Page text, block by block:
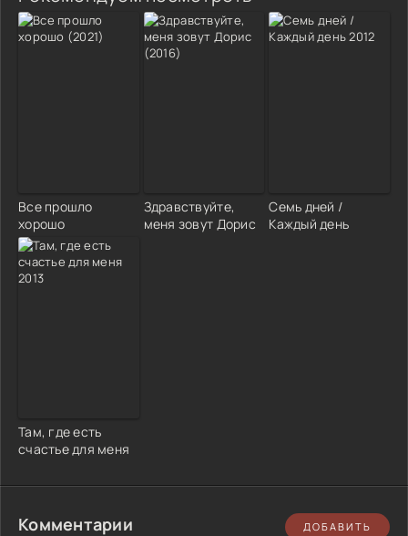
Все прошло
хорошо
Здравствуйте,
меня зовут Дорис
Семь дней /
Каждый день
Там, где есть
счастье для меня
Комментарии ДОБАВИТЬ